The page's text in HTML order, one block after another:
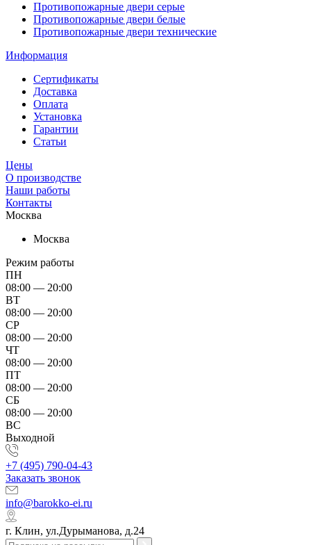
Противопожарные двери серые
Противопожарные двери белые
Противопожарные двери технические
Информация
Сертификаты
Доставка
Оплата
Установка
Гарантии
Статьи
Цены
О производстве
Наши работы
Контакты
Москва
Москва
Режим работы
ПН
08:00 — 20:00
ВТ
08:00 — 20:00
СР
08:00 — 20:00
ЧТ
08:00 — 20:00
ПТ
08:00 — 20:00
СБ
08:00 — 20:00
ВС
Выходной
+7 (495) 790-04-43
Заказать звонок
info@barokko-ei.ru
г. Клин, ул.Дурыманова, д.24